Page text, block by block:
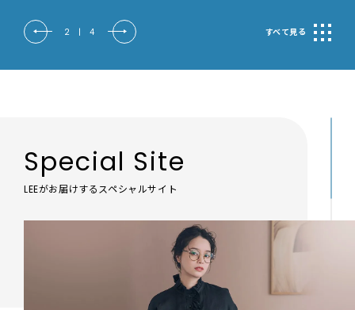
2 | 4 すべて見る
Special Site
LEEがお届けするスペシャルサイト